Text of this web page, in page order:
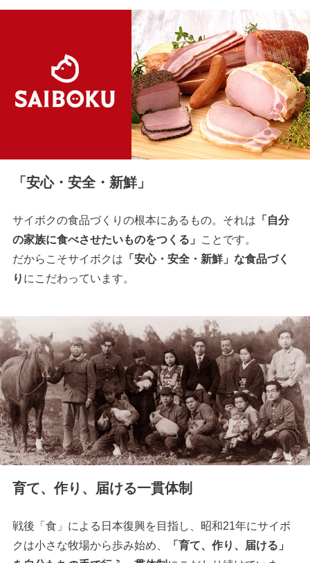
「安心・安全・新鮮」
サイボクの食品づくりの根本にあるもの。それは 「自分
の家族に食べさせたいものをつくる」
ことです。
だからこそサイボクは 「安心・安全・新鮮」な食品づく
り にこだわっています。
育て、作り、届ける一貫体制
戦後「食」による日本復興を目指し、昭和21年にサイボ
クは小さな牧場から歩み始め、
「育て、作り、届ける」